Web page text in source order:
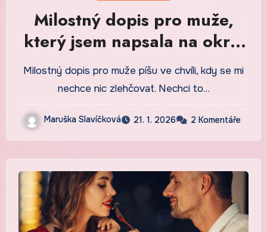
Milostný dopis pro muže,
který jsem napsala na okraj
obyčejného dne
Milostný dopis pro muže píšu ve chvíli, kdy se mi
nechce nic zlehčovat. Nechci to…
Maruška Slavíčková 21. 1. 2026 2 Komentáře